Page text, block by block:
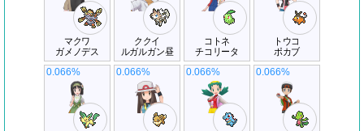
マクワ
ガメノデス
ククイ
ルガルガン昼
コトネ
チコリータ
トウコ
ポカブ
0.066% 0.066% 0.066% 0.066%